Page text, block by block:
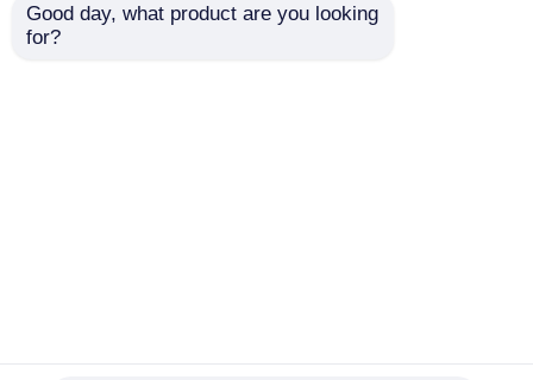
Good day, what product are you looking
for?